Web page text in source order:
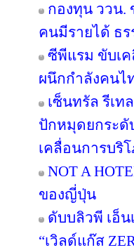
กองทุน ววน.
คนมีรายได้ ธ
ซีพีแรม ขับเค
ผนึกกำลังคนไ
เซ็นทรัล รีเท
ปักหมุดยกระดั
เคลื่อนการบริ
NOT A
ของญี่ปุ่น
ดับบลิวพี เอ็น
“เวิลด์แก๊ส